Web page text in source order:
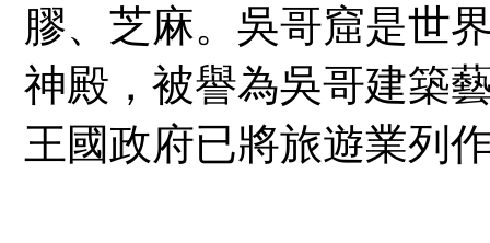
膠、芝麻。吳哥窟是世
神殿，被譽為吳哥建築
王國政府已將旅遊業列